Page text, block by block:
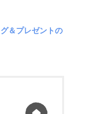
＆プレゼントの